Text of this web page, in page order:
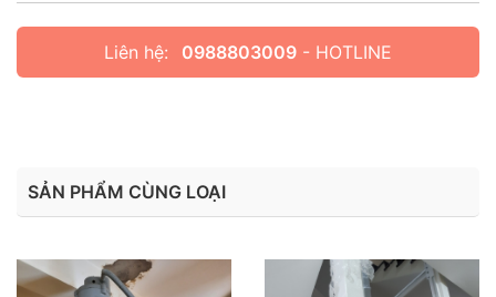
Liên hệ: 0988803009 - HOTLINE
SẢN PHẨM CÙNG LOẠI